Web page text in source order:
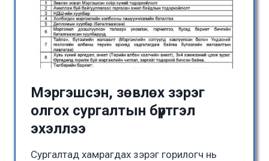
Мэргэшсэн, зөвлөх зэрэг
олгох сургалтын бүртгэл
эхэллээ
Сургалтад хамрагдах зэрэг горилогч нь